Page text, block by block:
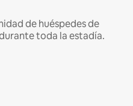
de huéspedes de
toda la estadía.